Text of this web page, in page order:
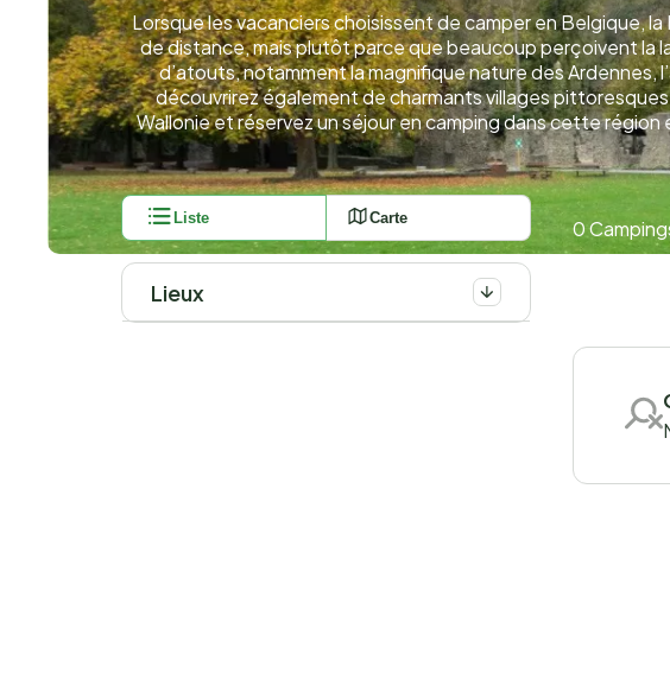
Lorsque les vacanciers choisissent de camper en Belgique,
de distance, mais plutôt parce que beaucoup perçoivent la
d’atouts, notamment la magnifique nature des Ardennes,
découvrirez également de charmants villages
Wallonie et réservez un séjour en camping dans cette
Liste Carte
Lieux
0